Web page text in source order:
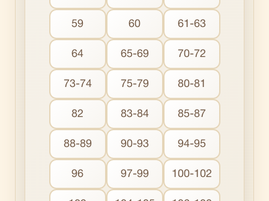
59 60 61-63
64 65-69 70-72
73-74 75-79 80-81
82 83-84 85-87
88-89 90-93 94-95
96 97-99 100-102